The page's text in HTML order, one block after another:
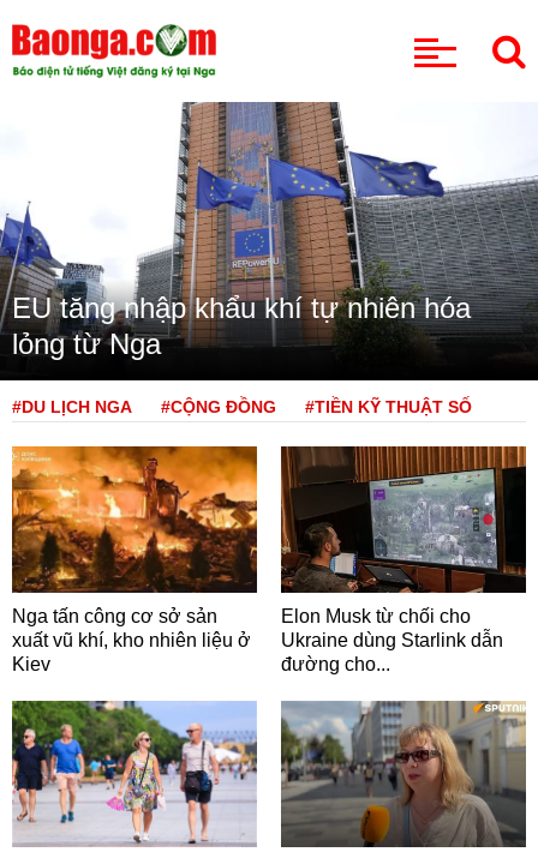
EU tăng nhập khẩu khí tự nhiên hóa
lỏng từ Nga
#DU LỊCH NGA #CỘNG ĐỒNG #TIỀN KỸ THUẬT SỐ
Nga tấn công cơ sở sản
xuất vũ khí, kho nhiên liệu ở
Kiev
Elon Musk từ chối cho
Ukraine dùng Starlink dẫn
đường cho...